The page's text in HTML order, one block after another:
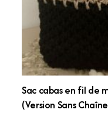
Sac cabas en fil de
(Version Sans